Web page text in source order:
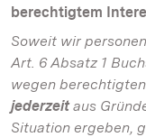
berechtigtem
Soweit wir
Art. 6 Absatz 1
wegen
jederzeitaus
Situation ergeben,